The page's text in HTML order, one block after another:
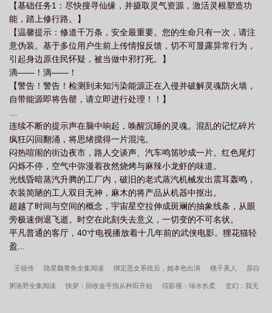
【基础任务1：尽快搜寻仙缘，并摄取灵气资源，激活灵根塑造功
能，踏上修行路。】
【温馨提示：修道千万条，安全最重要。您的生命只有一次，请注
意伪装。基于多位用户生前上传情报反馈，切不可显露异常行为，
引起身边原住民怀疑，被当做中邪打死。】
滴——！滴——！
【警告！警告！检测到未知污染能源正在入侵并破解灵魂防火墙，
自带能源即将告罄，请立即进行处理！！】
连续不断的提示声在脑中响起，唤醒沉睡的灵魂。混乱的记忆碎片
疯狂闪回翻涌，将思绪搅得一片混沌。
闷热喧闹的街边夜市，路人交谈声、汽车鸣笛吵成一片。红色尾灯
闪烁不停，空气中弥漫着孜然烧烤与麻辣小龙虾的味道。
光线昏暗蒸汽升腾的工厂内，破旧的老式蒸汽机械发出震耳轰鸣，
衣装简陋的工人双目无神，麻木的将产品从机器中抠出。
超越了时间与空间的概念，宇宙星空拉伸成斑斓的抽象线条，从眼
旁极速倒退飞逝。时空在此刻失去意义，一切变的不可名状。
平凡普通的客厅，40寸电视播放着十几年前的武侠电影。狸花猫轻
盈...
壬祖传 陆星魏青鱼全集阅读 绑定恶女系统后，她本色出演 桃子美人 苏白
粥洛野全集阅读 快穿：回收金手指从种田开始 综影视：绿水长柔 玄幻：我无